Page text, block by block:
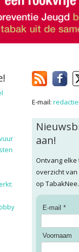
E-mail:
aan!
Ontvang
overzicht
op TabakNee.
E-mail *
Voornaam